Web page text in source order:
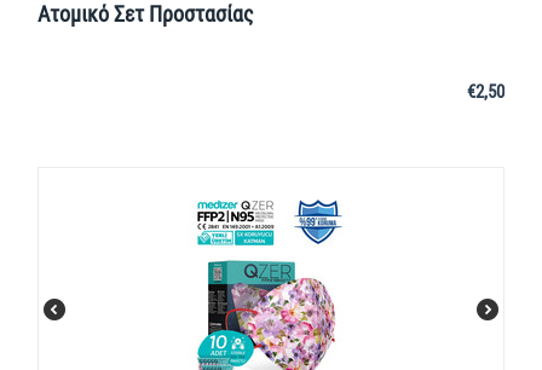
Ατομικό Σετ Προστασίας
€2,50